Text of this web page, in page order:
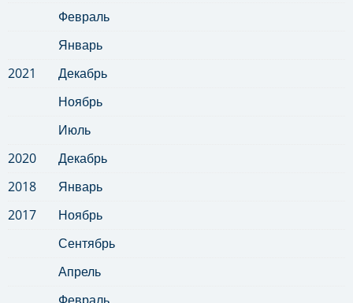
Февраль
Январь
2021
Декабрь
Ноябрь
Июль
2020
Декабрь
2018
Январь
2017
Ноябрь
Сентябрь
Апрель
Февраль